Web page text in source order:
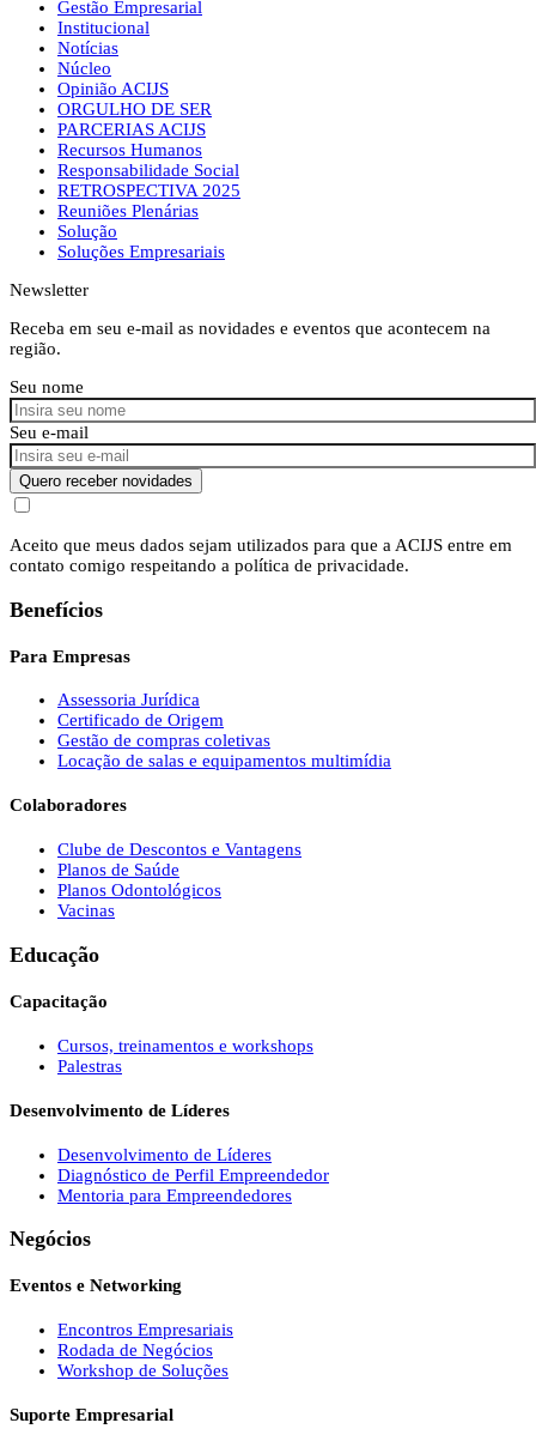
Gestão Empresarial
Institucional
Notícias
Núcleo
Opinião ACIJS
ORGULHO DE SER
PARCERIAS ACIJS
Recursos Humanos
Responsabilidade Social
RETROSPECTIVA 2025
Reuniões Plenárias
Solução
Soluções Empresariais
Newsletter
Receba em seu e-mail as novidades e eventos que acontecem na
região.
Seu nome
Seu e-mail
Quero receber novidades
Aceito que meus dados sejam utilizados para que a ACIJS entre em
contato comigo respeitando a política de privacidade.
Benefícios
Para Empresas
Assessoria Jurídica
Certificado de Origem
Gestão de compras coletivas
Locação de salas e equipamentos multimídia
Colaboradores
Clube de Descontos e Vantagens
Planos de Saúde
Planos Odontológicos
Vacinas
Educação
Capacitação
Cursos, treinamentos e workshops
Palestras
Desenvolvimento de Líderes
Desenvolvimento de Líderes
Diagnóstico de Perfil Empreendedor
Mentoria para Empreendedores
Negócios
Eventos e Networking
Encontros Empresariais
Rodada de Negócios
Workshop de Soluções
Suporte Empresarial